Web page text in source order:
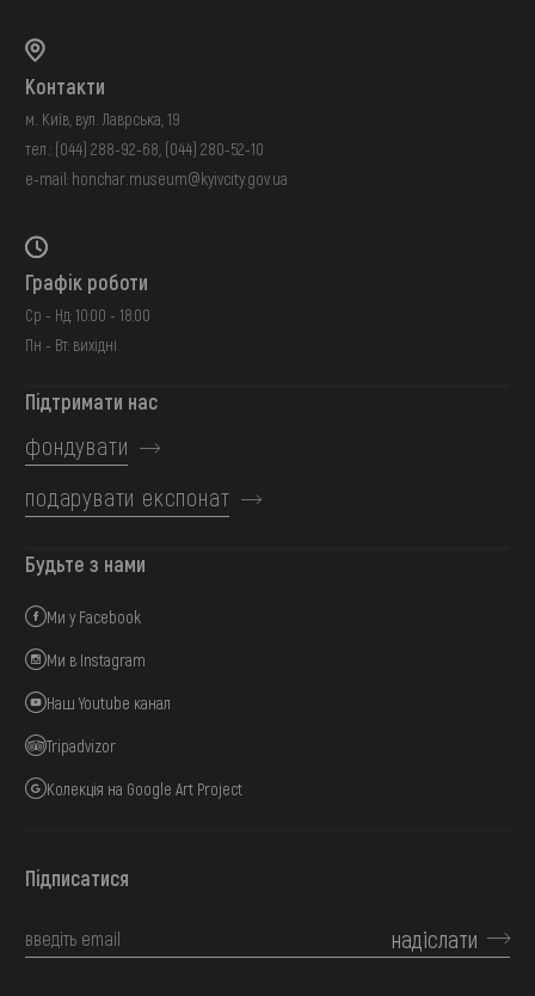
Контакти
м. Київ, вул. Лаврська, 19
тел.: (044) 288-92-68 (044) 280-52-10
e-mail: honchar.museum@kyivcity.gov.ua
Графік роботи
Ср - Нд: 10:00 - 18:00
Пн - Вт: вихідні
Підтримати нас
фондувати
подарувати експонат
Будьте з нами
Ми у Facebook
Ми в Instagram
Наш Youtube канал
Tripadvizor
Колекція на Google Art Project
Підписатися
надіслати